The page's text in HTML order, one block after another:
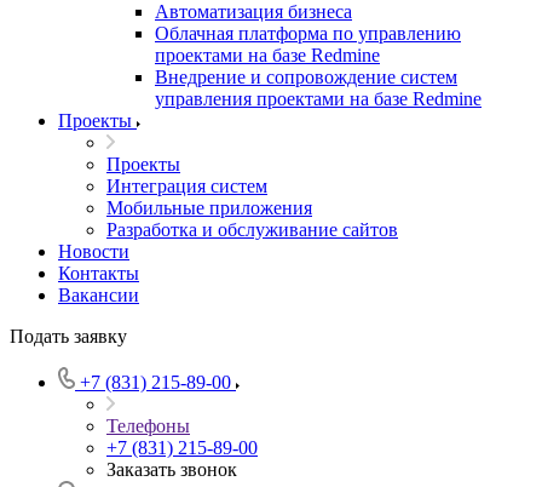
Автоматизация бизнеса
Облачная платформа по управлению
проектами на базе Redmine
Внедрение и сопровождение систем
управления проектами на базе Redmine
Проекты
Проекты
Интеграция систем
Мобильные приложения
Разработка и обслуживание сайтов
Новости
Контакты
Вакансии
Подать заявку
+7 (831) 215-89-00
Телефоны
+7 (831) 215-89-00
Заказать звонок